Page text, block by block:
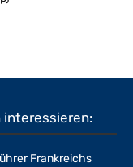
interessieren:
Frankreichs